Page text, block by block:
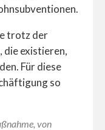
trotz der
existieren,
Für diese
so
von